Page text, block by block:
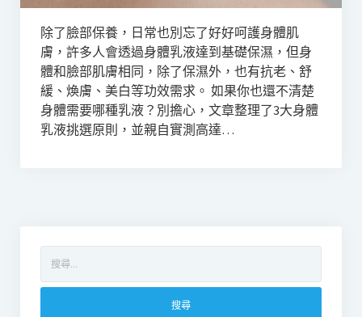
除了臉部保養，日常也別忘了好好呵護身體肌
膚，許多人會透過身體乳液達到基礎保濕，但身
體和臉部肌膚相同，除了保濕外，也有抗老、舒
緩、煥膚、美白等功效需求。 如果你也還不清楚
身體需要哪種乳液？別擔心，文章整理了3大身體
乳液挑選原則，並親自實測高達…
關